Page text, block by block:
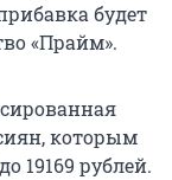
будет
«Прайм».
которым
19169 рублей.